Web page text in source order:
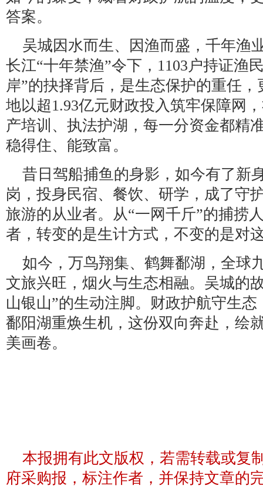
答案。
吴城因水而生、因渔而盛，千年渔
长江“十年禁渔”令下，1103户持证渔
岸”的抉择背后，是生态保护的重任
地以超1.93亿元财政投入筑牢保障网
产培训、执法护湖，每一分资金都精
稳得住、能致富。
昔日驾船捕鱼的身影，如今有了新
岗，投身民宿、餐饮、研学，成了守
旅游的从业者。从“一网千斤”的捕捞
者，转变的是生计方式，不变的是对
如今，万鸟翔集、鹤舞鄱湖，全球
文旅兴旺，烟火与生态相融。吴城的
山银山”的生动注脚。财政护航守生
鄱阳湖重焕生机，这份双向奔赴，绘
美画卷。
本报拥有此文版权，若需转载或复
府采购报，标注作者，并保持文章的